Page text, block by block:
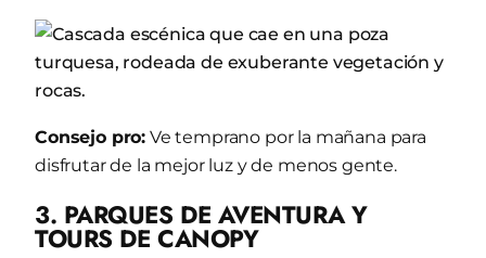
Consejo pro: Ve temprano por la mañana para
disfrutar de la mejor luz y de menos gente.
3. PARQUES DE AVENTURA Y
TOURS DE CANOPY